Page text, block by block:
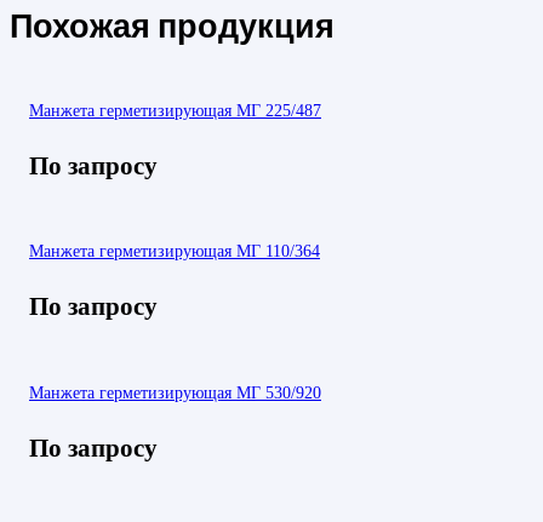
Похожая продукция
Манжета герметизирующая МГ 225/487
По запросу
Манжета герметизирующая МГ 110/364
По запросу
Манжета герметизирующая МГ 530/920
По запросу